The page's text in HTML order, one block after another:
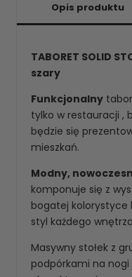
Opis produktu
TABORET SOLID
szary
Funkcjonalny
tylko w restauracji ,
będzie się
mieszkań.
Modny, nowoczesn
komponuje się z
bogatej kolorystyce
styl każdego
Masywny stołek z
podpórkami na